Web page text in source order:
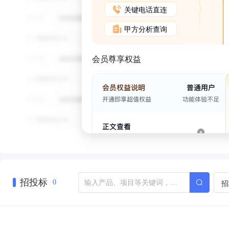
关键电话直连
甲方分析查询
会员尊享权益
招投标 0